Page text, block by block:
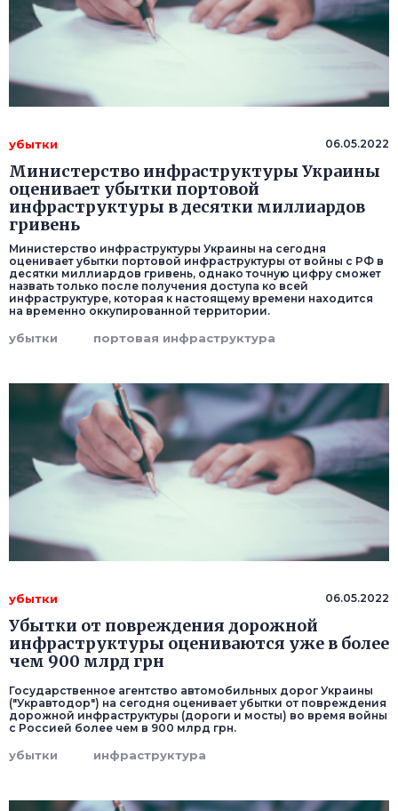
убытки 06.05.2022
Министерство инфраструктуры Украины
оценивает убытки портовой
инфраструктуры в десятки миллиардов
гривень
Министерство инфраструктуры Украины на сегодня
оценивает убытки портовой инфраструктуры от войны с РФ в
десятки миллиардов гривень, однако точную цифру сможет
назвать только после получения доступа ко всей
инфраструктуре, которая к настоящему времени находится
на временно оккупированной территории.
убытки портовая инфраструктура
убытки 06.05.2022
Убытки от повреждения дорожной
инфраструктуры оцениваются уже в более
чем 900 млрд грн
Государственное агентство автомобильных дорог Украины
("Укравтодор") на сегодня оценивает убытки от повреждения
дорожной инфраструктуры (дороги и мосты) во время войны
с Россией более чем в 900 млрд грн.
убытки инфраструктура